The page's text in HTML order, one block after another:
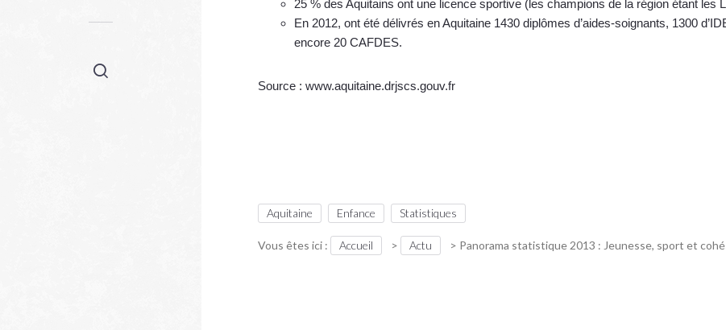
25 % des Aquitains ont une licence sportive (les champions de la région étant les
En 2012, ont été délivrés en Aquitaine 1430 diplômes d’aides-soignants, 1300
encore 20 CAFDES.
Source : www.aquitaine.drjscs.gouv.fr
Aquitaine Enfance Statistiques
Vous êtes ici : Accueil > Actu > Panorama statistique 2013 : Jeunesse, sport et